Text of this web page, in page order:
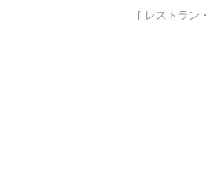
[ レストラン